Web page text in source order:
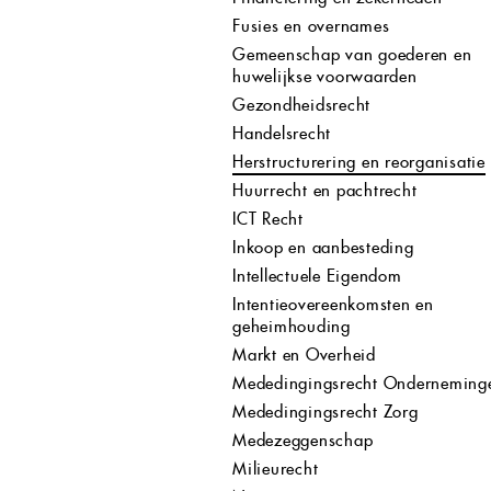
Fusies en overnames
Gemeenschap van goederen en
huwelijkse voorwaarden
Gezondheidsrecht
Handelsrecht
Herstructurering en reorganisatie
Huurrecht en pachtrecht
ICT Recht
Inkoop en aanbesteding
Intellectuele Eigendom
Intentieovereenkomsten en
geheimhouding
Markt en Overheid
Mededingingsrecht
Mededingingsrecht Zorg
Medezeggenschap
Milieurecht